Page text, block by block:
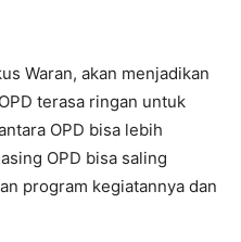
Waran, akan menjadikan
terasa ringan untuk
OPD bisa lebih
OPD bisa saling
program kegiatannya dan